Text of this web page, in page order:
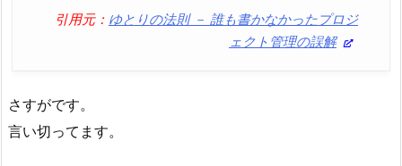
引用元： ゆとりの法則 － 誰も書かなかったプロジ
ェクト管理の誤解
さすがです。
言い切ってます。